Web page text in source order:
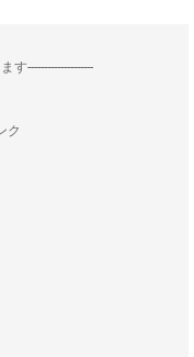
す--------------------
ク